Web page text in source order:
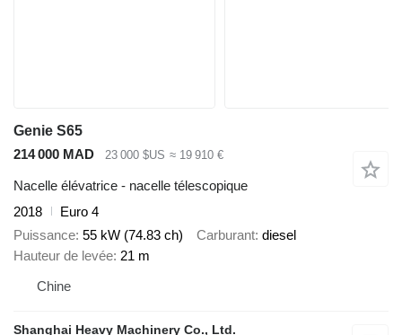
Genie S65
214 000 MAD
23 000 $US ≈ 19 910 €
Nacelle élévatrice - nacelle télescopique
2018
Euro 4
Puissance 55 kW (74.83 ch) Carburant diesel
Hauteur de levée 21 m
Chine
Shanghai Heavy Machinery Co., Ltd.